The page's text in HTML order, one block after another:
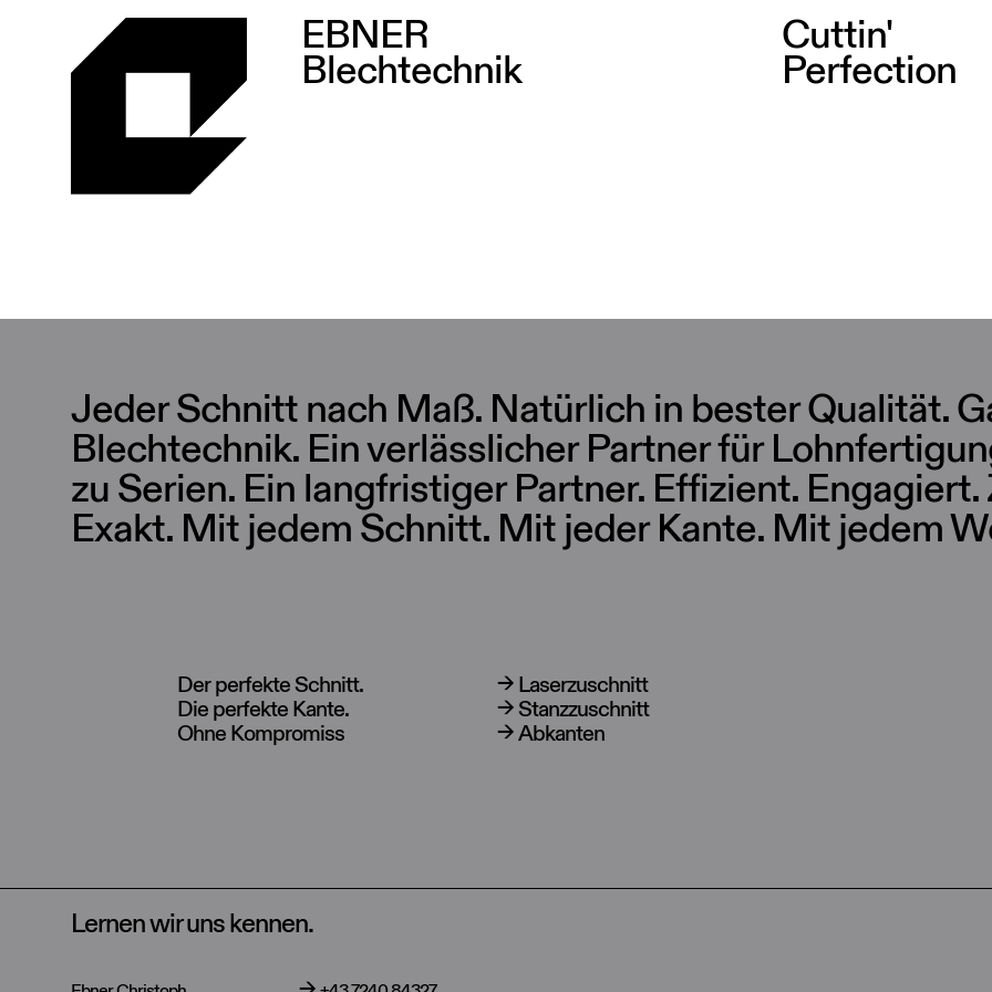
EBNER
Blechtechnik
Cuttin'
Perfection
Jeder Schnitt nach Maß. Natürlich in bester Qualität.
Blechtechnik. Ein verlässlicher Partner für
zu Serien. Ein langfristiger Partner. Effizient.
Exakt. Mit jedem Schnitt. Mit jeder Kante. Mit jedem
Der perfekte Schnitt.
Die perfekte Kante.
Ohne Kompromiss
Laserzuschnitt
Stanzzuschnitt
Abkanten
Lernen wir uns kennen.